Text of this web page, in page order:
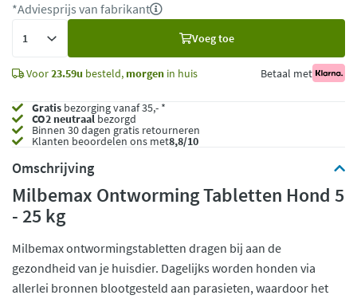
*Adviesprijs van fabrikant
Voeg toe
Voor23.59u besteld, morgen in huis Betaal met
Gratis bezorging vanaf 35,- *
CO2 neutraalbezorgd
Binnen 30 dagen gratis retourneren
Klanten beoordelen ons met8,8/10
Omschrijving
Milbemax Ontworming Tabletten Hond 5
- 25 kg
Milbemax ontwormingstabletten dragen bij aan de
gezondheid van je huisdier. Dagelijks worden honden via
allerlei bronnen blootgesteld aan parasieten, waardoor het